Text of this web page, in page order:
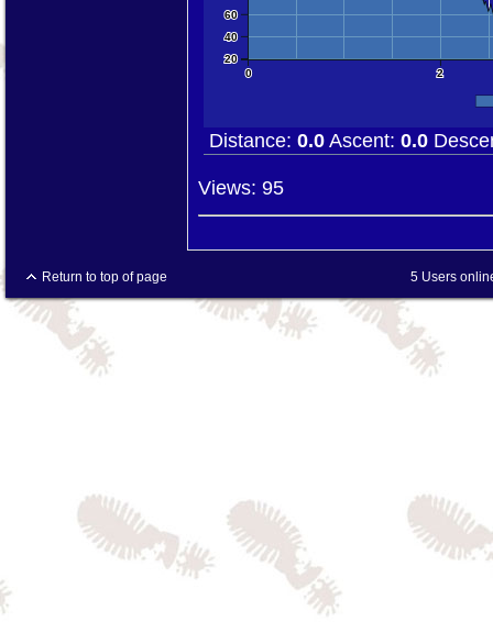
0 2
20
40
60
Distance: 0.0 Ascent: 0.0
Views: 95
Return to top of page 5 Users